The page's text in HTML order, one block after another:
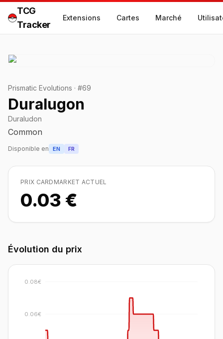
TCG
Tracker
Extensions Cartes Marché
Prismatic Evolutions · #69
Duralugon
Duraludon
Common
Disponible en EN FR
PRIX CARDMARKET ACTUEL
0.03 €
Évolution du prix
0.06€
0.08€